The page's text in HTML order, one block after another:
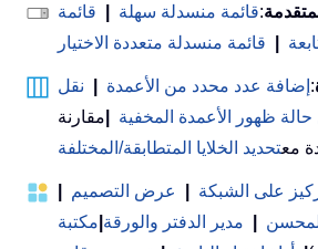
:قائمة منسدلة سهلة
قائمة
قائمة منسدلة متعددة الاختيار
: إضافة عدد محدد من الأعمدة
نقل
حالة ظهور الأعمدة المخفية
مقارنة
معتحديد الخلايا المتطابقة/المختلفة
على الشبكة عرض التصميم
مدير الدفتر والورقة مكتبة